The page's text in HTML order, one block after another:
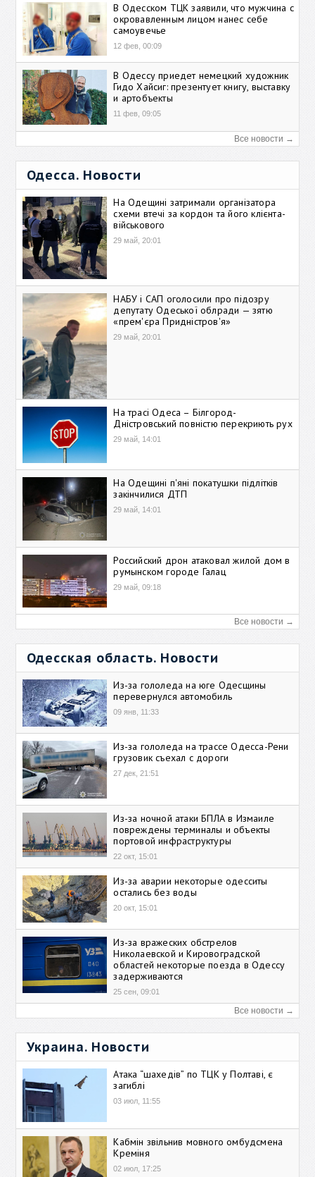
В Одесском ТЦК заявили, что мужчина с
окровавленным лицом нанес себе
самоувечье
12 фев, 00:09
В Одессу приедет немецкий художник
Гидо Хайсиг: презентует книгу, выставку
и артобъекты
11 фев, 09:05
Все новости →
Одесса. Новости
На Одещині затримали організатора
схеми втечі за кордон та його клієнта-
військового
29 май, 20:01
НАБУ і САП оголосили про підозру
депутату Одеської облради — зятю
«прем'єра Придністров'я»
29 май, 20:01
На трасі Одеса – Білгород-
Дністровський повністю перекриють рух
29 май, 14:01
На Одещині п'яні покатушки підлітків
закінчилися ДТП
29 май, 14:01
Российский дрон атаковал жилой дом в
румынском городе Галац
29 май, 09:18
Все новости →
Одесская область. Новости
Из-за гололеда на юге Одесщины
перевернулся автомобиль
09 янв, 11:33
Из-за гололеда на трассе Одесса-Рени
грузовик съехал с дороги
27 дек, 21:51
Из-за ночной атаки БПЛА в Измаиле
повреждены терминалы и объекты
портовой инфраструктуры
22 окт, 15:01
Из-за аварии некоторые одесситы
остались без воды
20 окт, 15:01
Из-за вражеских обстрелов
Николаевской и Кировоградской
областей некоторые поезда в Одессу
задерживаются
25 сен, 09:01
Все новости →
Украина. Новости
Атака “шахедів” по ТЦК у Полтаві, є
загиблі
03 июл, 11:55
Кабмін звільнив мовного омбудсмена
Креміня
02 июл, 17:25